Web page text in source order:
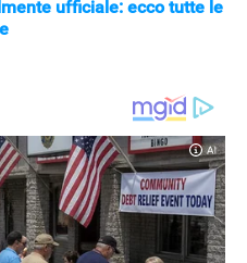
ufficiale: ecco tutte le